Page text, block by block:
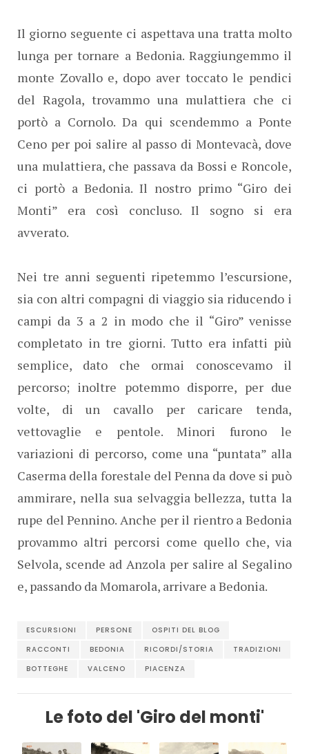
Il giorno seguente ci aspettava una tratta molto
lunga per tornare a Bedonia. Raggiungemmo il
monte Zovallo e, dopo aver toccato le pendici
del Ragola, trovammo una mulattiera che ci
portò a Cornolo. Da qui scendemmo a Ponte
Ceno per poi salire al passo di Montevacà, dove
una mulattiera, che passava da Bossi e Roncole,
ci portò a Bedonia. Il nostro primo “Giro dei
Monti” era così concluso. Il sogno si era
avverato.
Nei tre anni seguenti ripetemmo l’escursione,
sia con altri compagni di viaggio sia riducendo i
campi da 3 a 2 in modo che il “Giro” venisse
completato in tre giorni. Tutto era infatti più
semplice, dato che ormai conoscevamo il
percorso; inoltre potemmo disporre, per due
volte, di un cavallo per caricare tenda,
vettovaglie e pentole. Minori furono le
variazioni di percorso, come una “puntata” alla
Caserma della forestale del Penna da dove si può
ammirare, nella sua selvaggia bellezza, tutta la
rupe del Pennino. Anche per il rientro a Bedonia
provammo altri percorsi come quello che, via
Selvola, scende ad Anzola per salire al Segalino
e, passando da Momarola, arrivare a Bedonia.
ESCURSIONI PERSONE
OSPITI DEL BLOG
RACCONTI
BEDONIA RICORDI/STORIA
TRADIZIONI
BOTTEGHE
VALCENO PIACENZA
Le foto del 'Giro del monti'